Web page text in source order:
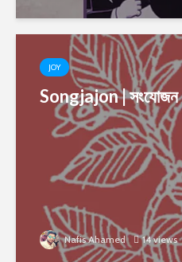
JOY
Songjajon | সংযোজন
Nafis Ahamed 14 views